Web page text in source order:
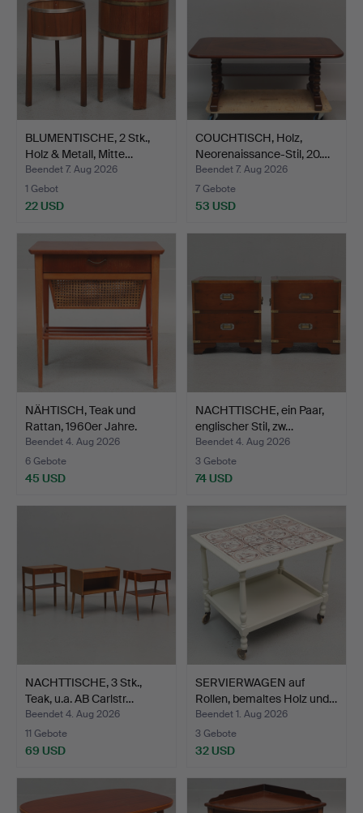
BLUMENTISCHE, 2 Stk.,
Holz & Metall, Mitte…
Beendet 7. Aug 2026
1 Gebot
22 USD
COUCHTISCH, Holz,
Neorenaissance-Stil, 20.…
Beendet 7. Aug 2026
7 Gebote
53 USD
NÄHTISCH, Teak und
Rattan, 1960er Jahre.
Beendet 4. Aug 2026
6 Gebote
45 USD
NACHTTISCHE, ein Paar,
englischer Stil, zw…
Beendet 4. Aug 2026
3 Gebote
74 USD
NACHTTISCHE, 3 Stk.,
Teak, u.a. AB Carlstr…
Beendet 4. Aug 2026
11 Gebote
69 USD
SERVIERWAGEN auf
Rollen, bemaltes Holz und…
Beendet 1. Aug 2026
3 Gebote
32 USD